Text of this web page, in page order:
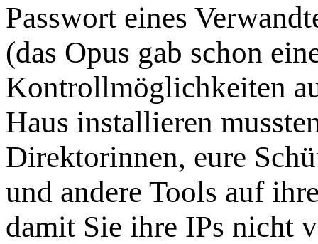
Passwort eines
(das Opus gab schon
Kontrollmöglichkeiten
Haus installieren
Direktorinnen, eure
und andere Tools auf
damit Sie ihre IPs nicht